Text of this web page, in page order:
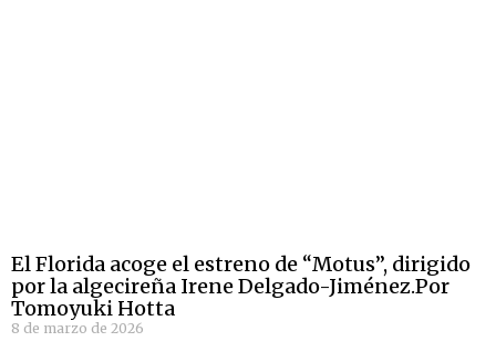
El Florida acoge el estreno de “Motus”, dirigido
por la algecireña Irene Delgado-Jiménez.Por
Tomoyuki Hotta
8 de marzo de 2026